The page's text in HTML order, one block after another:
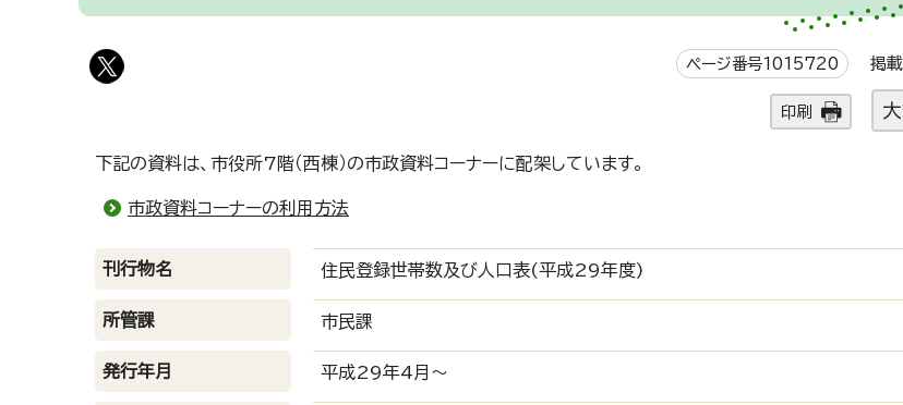
ページ番号1015720 掲載
印刷
下記の資料は、市役所7階（西棟）の市政資料コーナーに配架しています。
市政資料コーナーの利用方法
刊行物名 住民登録世帯数及び人口表(平成29年度)
所管課 市民課
発行年月 平成29年4月～